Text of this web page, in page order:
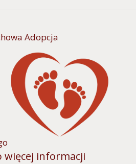
Adopcja
więcej informacji